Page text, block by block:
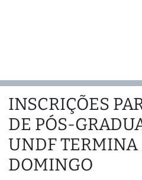
INSCRIÇÕES
DE PÓS-
UNDF TERMINA
DOMINGO